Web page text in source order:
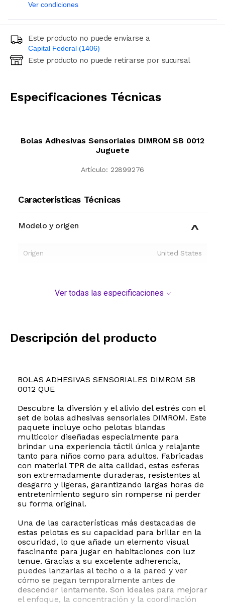
Ver condiciones
Este producto no puede enviarse a
Capital Federal (1406)
Ingresá código postal (sólo números)
Este producto no puede retirarse por sucursal
Especificaciones Técnicas
Bolas Adhesivas Sensoriales DIMROM SB 0012
Juguete
Artículo: 22899276
Características Técnicas
Modelo y origen
Origen United States
Ver todas las especificaciones
Descripción del producto
BOLAS ADHESIVAS SENSORIALES DIMROM SB
0012 QUE
Descubre la diversión y el alivio del estrés con el
set de bolas adhesivas sensoriales DIMROM. Este
paquete incluye ocho pelotas blandas
multicolor diseñadas especialmente para
brindar una experiencia táctil única y relajante
tanto para niños como para adultos. Fabricadas
con material TPR de alta calidad, estas esferas
son extremadamente duraderas, resistentes al
desgarro y ligeras, garantizando largas horas de
entretenimiento seguro sin romperse ni perder
su forma original.
Una de las características más destacadas de
estas pelotas es su capacidad para brillar en la
oscuridad, lo que añade un elemento visual
fascinante para jugar en habitaciones con luz
tenue. Gracias a su excelente adherencia,
puedes lanzarlas al techo o a la pared y ver
cómo se pegan temporalmente antes de
descender lentamente. Son ideales para mejorar
el enfoque, la concentración y la coordinación